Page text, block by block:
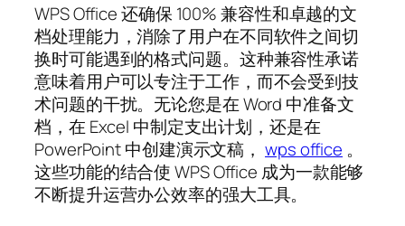
WPS Office 还确保 100% 兼容性和卓越的文
档处理能力，消除了用户在不同软件之间切
换时可能遇到的格式问题。这种兼容性承诺
意味着用户可以专注于工作，而不会受到技
术问题的干扰。无论您是在 Word 中准备文
档，在 Excel 中制定支出计划，还是在
PowerPoint 中创建演示文稿， wps office 。
这些功能的结合使 WPS Office 成为一款能够
不断提升运营办公效率的强大工具。